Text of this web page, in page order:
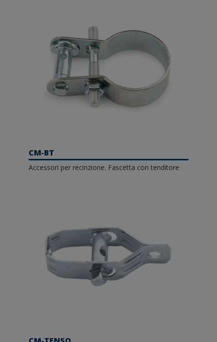
CM-BT
Accessori per recinzione. Fascetta con tenditore